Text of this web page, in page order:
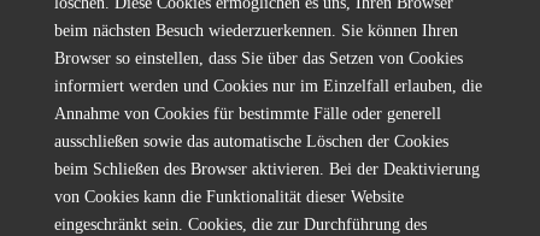
beim nächsten Besuch wiederzuerkennen. Sie können Ihren
Browser so einstellen, dass Sie über das Setzen von Cookies
informiert werden und Cookies nur im Einzelfall erlauben, die
Annahme von Cookies für bestimmte Fälle oder generell
ausschließen sowie das automatische Löschen der Cookies
beim Schließen des Browser aktivieren. Bei der Deaktivierung
von Cookies kann die Funktionalität dieser Website
eingeschränkt sein. Cookies, die zur Durchführung des